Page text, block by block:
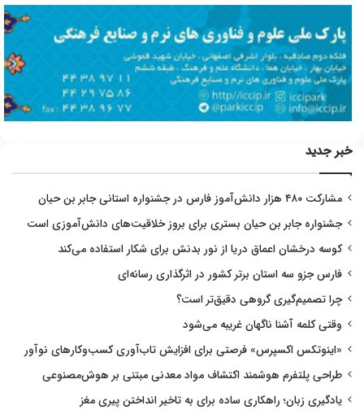
خبر جدید
مشارکت ۴۸۰ هزار دانش‌آموز فارس در جشنواره استانی جابر بن حیان
جشنواره جابر بن حیان بستری برای بروز خلاقیت‌های دانش‌آموزی است
کوسه درخشان اعماق دریا از نور بدنش برای شکار استفاده می‌کند
فارس جزو سه استان برتر کشور در اثرگذاری رسانه‌ای
چرا تصمیم‌گیری گروهی دقیق‌تر است؟
وقتی کلمه آشنا ناگهان غریبه می‌شود
«اینوتکس اکسپرس» فرصتی برای افزایش تاب‌آوری کسب‌وکارهای نوآور
طراحی پلتفرم هوشمند اکتشاف مواد معدنی مبتنی بر هوش‌مصنوعی
یادگیری زبان؛ راهکاری ساده برای به تاخیر انداختن پیری مغز